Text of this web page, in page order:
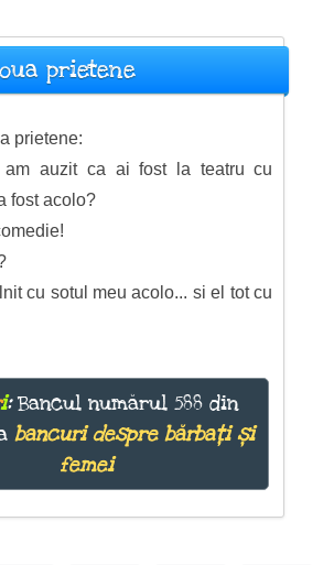
prietene
prietene:
auzit ca ai fost la teatru cu
fost acolo?
cu sotul meu acolo... si el tot cu
i:Bancul numărul 588 din
bancuri despre bărbați și
femei